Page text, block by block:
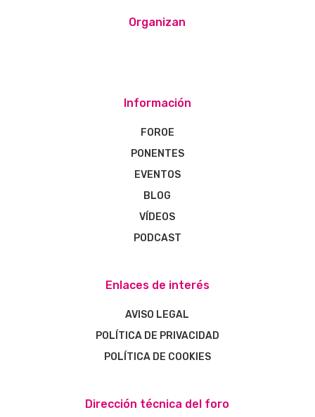
Organizan
Información
FOROE
PONENTES
EVENTOS
BLOG
VÍDEOS
PODCAST
Enlaces de interés
AVISO LEGAL
POLÍTICA DE PRIVACIDAD
POLÍTICA DE COOKIES
Dirección técnica del foro